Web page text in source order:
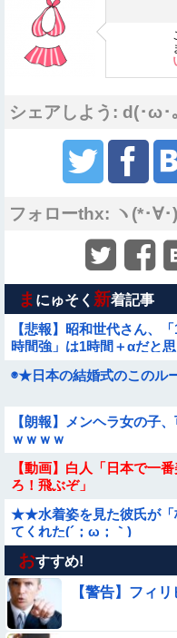
シェアしよう: d(･ω･
フォローthx: ヽ(*･∀･
ま にゅそく 新着記事
【悲報】昭和世代さん、
時間強」は1時間＋αだと
◉★日本の結婚式のこのル
【朗報】メンヘラ女の子
ｗｗｗｗ
【動画】白人「日本で一
ろ！飛ぶぞ」
★★水着姿を見た彼氏が「
てくれた(´；ω；｀)
【動画】野犬の群れに襲
するｗｗｗｗｗｗｗ
★★同格のように語られて
のと言えば？
おすすめ!
【警告】フィ